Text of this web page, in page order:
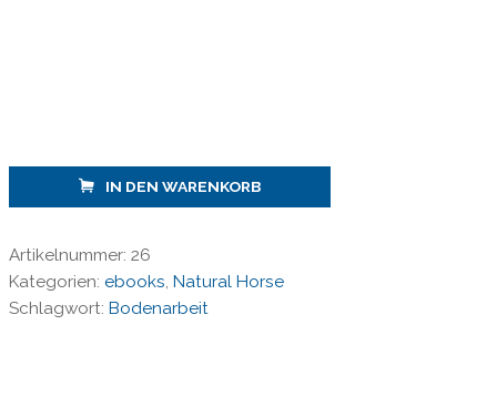
Horse
Spezial
4
/
IN DEN WARENKORB
Artikelnummer: 26
Kategorien: ebooks, Natural Horse
Schlagwort: Bodenarbeit